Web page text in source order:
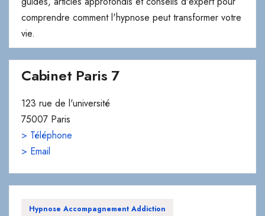
Cabinet Paris 7
123 rue de l'université
75007 Paris
> Email